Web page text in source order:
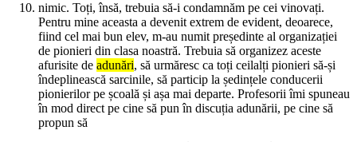
nimic. Toți, însă, trebuia să-i condamnăm pe cei vinovați.
Pentru mine aceasta a devenit extrem de evident, deoarece,
fiind cel mai bun elev, m-au numit președinte al organizației
de pionieri din clasa noastră. Trebuia să organizez aceste
afurisite de adunări, să urmăresc ca toți ceilalți pionieri să-și
îndeplinească sarcinile, să particip la ședințele conducerii
pionierilor pe școală și așa mai departe. Profesorii îmi spuneau
în mod direct pe cine să pun în discuția adunării, pe cine să
propun să